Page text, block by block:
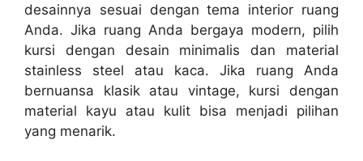
desainnya sesuai dengan tema interior ruang
Anda. Jika ruang Anda bergaya modern, pilih
kursi dengan desain minimalis dan material
stainless steel atau kaca. Jika ruang Anda
bernuansa klasik atau vintage, kursi dengan
material kayu atau kulit bisa menjadi pilihan
yang menarik.